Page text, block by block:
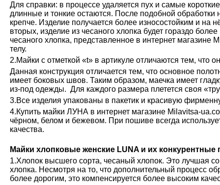
Для справки: в процессе удаляется пух и самые
длинные и тонкие остаются. После подобной обработки
крепче. Изделие получается более износостойким и на
вторых, изделие из чесаного хлопка будет гораздо
чесаного хлопка, представленное в интернет магазине
телу.
2.Майки с отметкой «t» в артикуле отличаются тем, что
Данная конструкция отличается тем, что основное
имеет боковых швов. Таким образом, маечка имеет
из-под одежды. Для каждого размера плетется своя
3.Все изделия упакованы в пакетик и красивую
4.Купить майки ЛУНА в интернет магазине Milavitsa-
чёрном, белом и бежевом. При пошиве всегда
качества.
Майки хлопковые женские LUNA и их конкурентные
1.Хлопок высшего сорта, чесаный хлопок. Это лучшая
хлопка. Несмотря на то, что дополнительный процесс
более дорогим, это компенсируется более высоким